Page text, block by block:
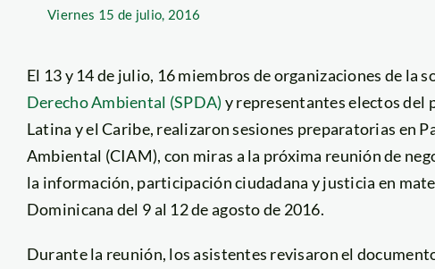
Viernes 15 de julio, 2016
El 13 y 14 de julio, 16 miembros de organizaciones de la
Derecho Ambiental (SPDA) y representantes electos del
Latina y el Caribe, realizaron sesiones preparatorias en
Ambiental (CIAM), con miras a la próxima reunión de
la información, participación ciudadana y justicia en
Dominicana del 9 al 12 de agosto de 2016.
Durante la reunión, los asistentes revisaron el